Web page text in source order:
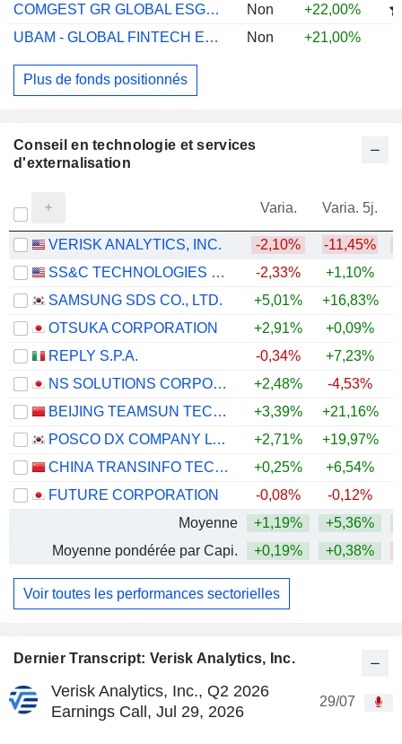
Dernier Transcript: Verisk Analytics, Inc.
Verisk Analytics, Inc., Q2 2026
Earnings Call, Jul 29, 2026
29/07
COMGEST GR GLOBAL ESG PLUS EUR I ACC
Non
+22,00%
UBAM - GLOBAL FINTECH EQ AC USD ACC
Non +21,00%
Plus de fonds positionnés
Conseil en technologie et services
d'externalisation
Varia. Varia. 5j.
VERISK ANALYTICS, INC. -2,10% -11,45%
SS&C TECHNOLOGIES HOLDINGS, INC.
-2,33% +1,10%
SAMSUNG SDS CO., LTD.
+5,01% +16,83%
OTSUKA CORPORATION
+2,91% +0,09%
REPLY S.P.A.
-0,34% +7,23%
NS SOLUTIONS CORPORATION
+2,48% -4,53%
BEIJING TEAMSUN TECHNOLOGY CO.,LTD.
+3,39% +21,16%
POSCO DX COMPANY LTD.
+2,71% +19,97%
CHINA TRANSINFO TECHNOLOGY CO., LTD
+0,25% +6,54%
FUTURE CORPORATION
-0,08% -0,12%
Moyenne
+1,19% +5,36%
Moyenne pondérée par Capi.
+0,19% +0,38%
Voir toutes les performances sectorielles